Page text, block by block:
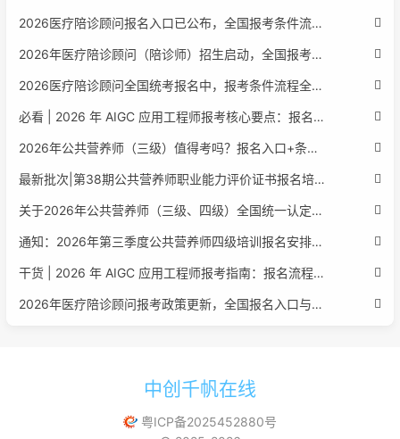
2026医疗陪诊顾问报名入口已公布，全国报考条件流程政策全解析
2026年医疗陪诊顾问（陪诊师）招生启动，全国报考指南附报名官网
2026医疗陪诊顾问全国统考报名中，报考条件流程全攻略附报名入口
必看 | 2026 年 AIGC 应用工程师报考核心要点：报名费用、官网可查、行业认可度、补考规则全盘点
2026年公共营养师（三级）值得考吗？报名入口+条件+证书用途
最新批次|第38期公共营养师职业能力评价证书报名培训通知
关于2026年公共营养师（三级、四级）全国统一认定报名的服务通知
通知：2026年第三季度公共营养师四级培训报名安排正式发布
干货 | 2026 年 AIGC 应用工程师报考指南：报名流程、学历要求、培训课程、就业方向全梳理
2026年医疗陪诊顾问报考政策更新，全国报名入口与报考指南全同步
中创千帆在线
粤ICP备2025452880号